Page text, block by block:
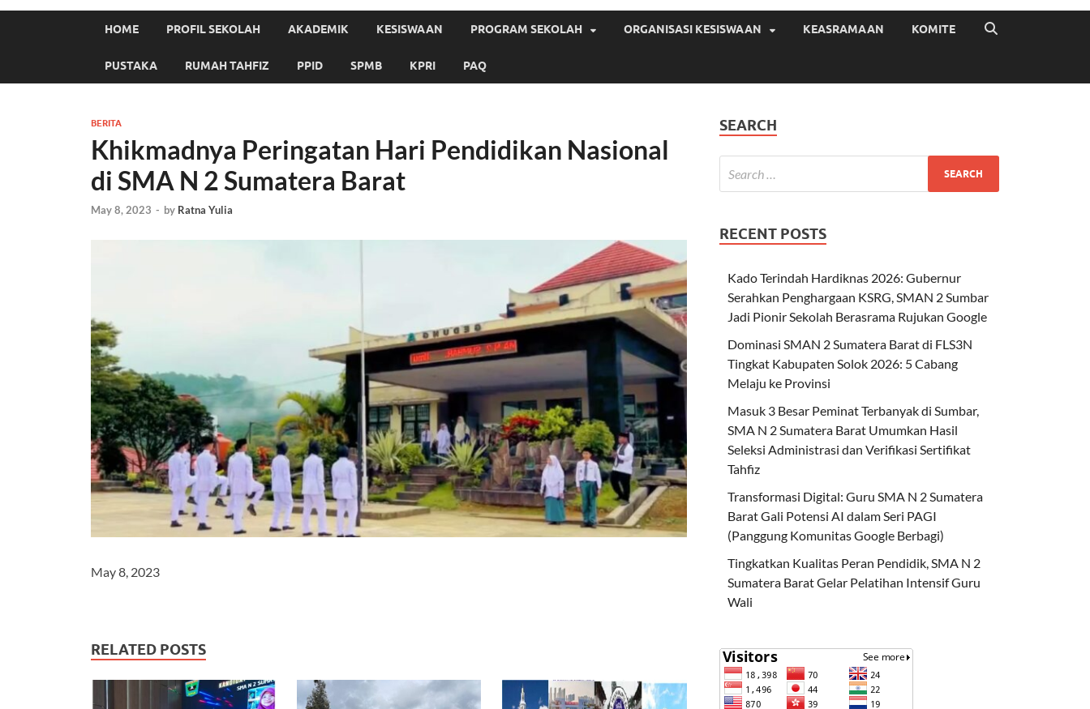
HOME PROFIL SEKOLAH AKADEMIK KESISWAAN PROGRAM SEKOLAH ORGANISASI KESISWAAN KEASRAMAAN KOMITE
PUSTAKA RUMAH TAHFIZ PPID SPMB KPRI PAQ
BERITA
Khikmadnya Peringatan Hari Pendidikan Nasional
di SMA N 2 Sumatera Barat
May 8, 2023 - by Ratna Yulia
May 8, 2023
RELATED POSTS
SEARCH
RECENT POSTS
Kado Terindah Hardiknas 2026: Gubernur
Serahkan Penghargaan KSRG, SMAN 2 Sumbar
Jadi Pionir Sekolah Berasrama Rujukan Google
Dominasi SMAN 2 Sumatera Barat di FLS3N
Tingkat Kabupaten Solok 2026: 5 Cabang
Melaju ke Provinsi
Masuk 3 Besar Peminat Terbanyak di Sumbar,
SMA N 2 Sumatera Barat Umumkan Hasil
Seleksi Administrasi dan Verifikasi Sertifikat
Tahfiz
Transformasi Digital: Guru SMA N 2 Sumatera
Barat Gali Potensi AI dalam Seri PAGI
(Panggung Komunitas Google Berbagi)
Tingkatkan Kualitas Peran Pendidik, SMA N 2
Sumatera Barat Gelar Pelatihan Intensif Guru
Wali